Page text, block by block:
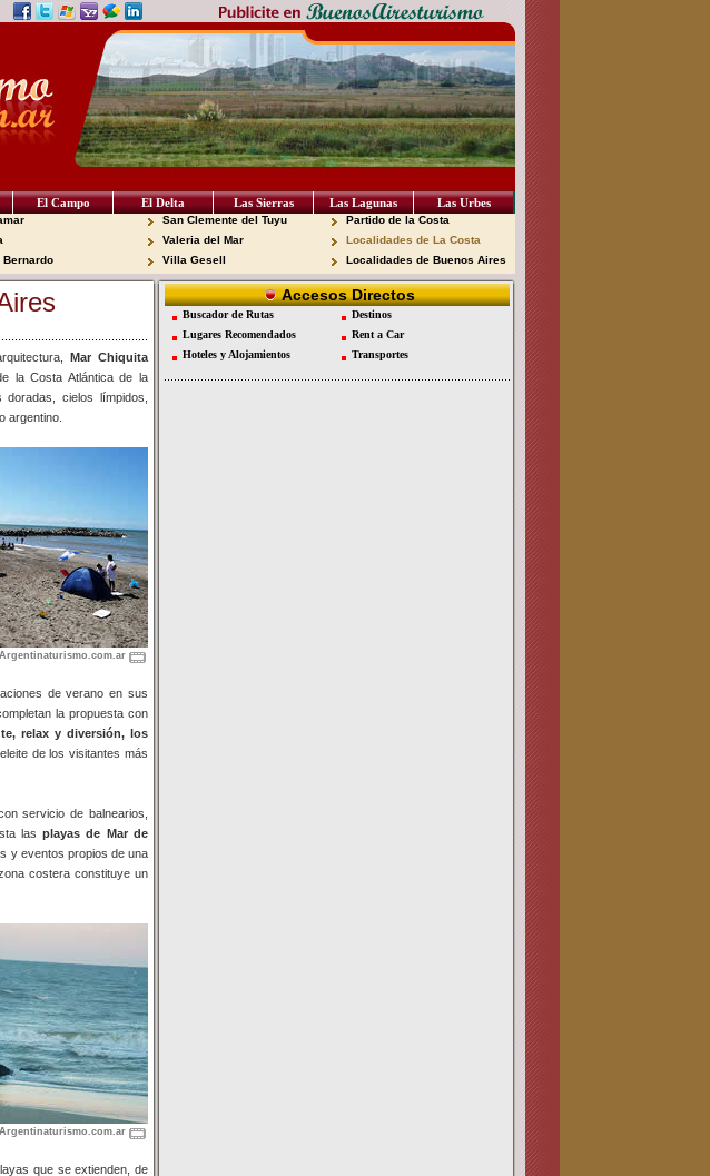
El Campo El Delta Las Sierras Las Lagunas Las Urbes
Bernardo
San Clemente del Tuyu
Valeria del Mar
Villa Gesell
Partido de la Costa
Localidades de La Costa
Localidades de Buenos Aires
Mar Chiquita
la Costa Atlántica de la
cielos límpidos,
argentino.
Argentinaturismo.com.ar
de verano en sus
la propuesta con
relax y diversión, los
de los visitantes más
servicio de balnearios,
lasplayas de Mar de
y eventos propios de una
costera constituye un
Argentinaturismo.com.ar
que se extienden, de
Accesos Directos
Buscador de Rutas
Lugares Recomendados
Hoteles y Alojamientos
Destinos
Rent a Car
Transportes